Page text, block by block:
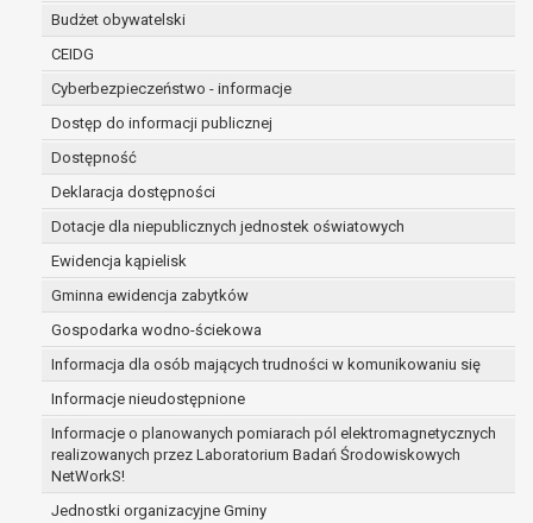
Budżet obywatelski
CEIDG
Cyberbezpieczeństwo - informacje
Dostęp do informacji publicznej
Dostępność
Deklaracja dostępności
Dotacje dla niepublicznych jednostek oświatowych
Ewidencja kąpielisk
Gminna ewidencja zabytków
Gospodarka wodno-ściekowa
Informacja dla osób mających trudności w komunikowaniu się
Informacje nieudostępnione
Informacje o planowanych pomiarach pól elektromagnetycznych
realizowanych przez Laboratorium Badań Środowiskowych
NetWorkS!
Jednostki organizacyjne Gminy
przepisów prawa.
Pani/Pana dane osobowe będą przetwarzane
przez okres niezbędny do realizacji celu dla jakiego
zostały zebrane oraz zgodnie z terminami
archiwizacji określonymi przez przepisy prawa
powszechnie obowiązującego.
W przypadku, gdy dane osobowe przetwarzane są
na podstawie zgody osoby, której dane dotyczą
przetwarzanie odbywa się do czasu wycofania tej
zgody.
W przypadku, gdy dane osobowe przetwarzane są
w celu zawarcia i realizacji umowy przetwarzanie
odbywa się przez okres niezbędny do realizacji
zawartej umowy, a po tym czasie w zakresie
wymaganym przez przepisy prawa lub dla
zabezpieczenia ewentualnych roszczeń, a w
przypadku wyrażenia zgody na przetwarzanie
danych po zakończeniu i rozliczeniu umowy, do
czasu wycofania tej zgody.
Ponadto w przypadku umów o dofinansowanie